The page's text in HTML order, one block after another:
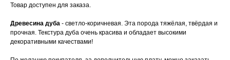
Товар доступен для заказа.
Древесина дуба - светло-коричневая. Эта порода тяжёлая, твёрдая и
прочная. Текстура дуба очень красива и обладает высокими
декоративными качествами!